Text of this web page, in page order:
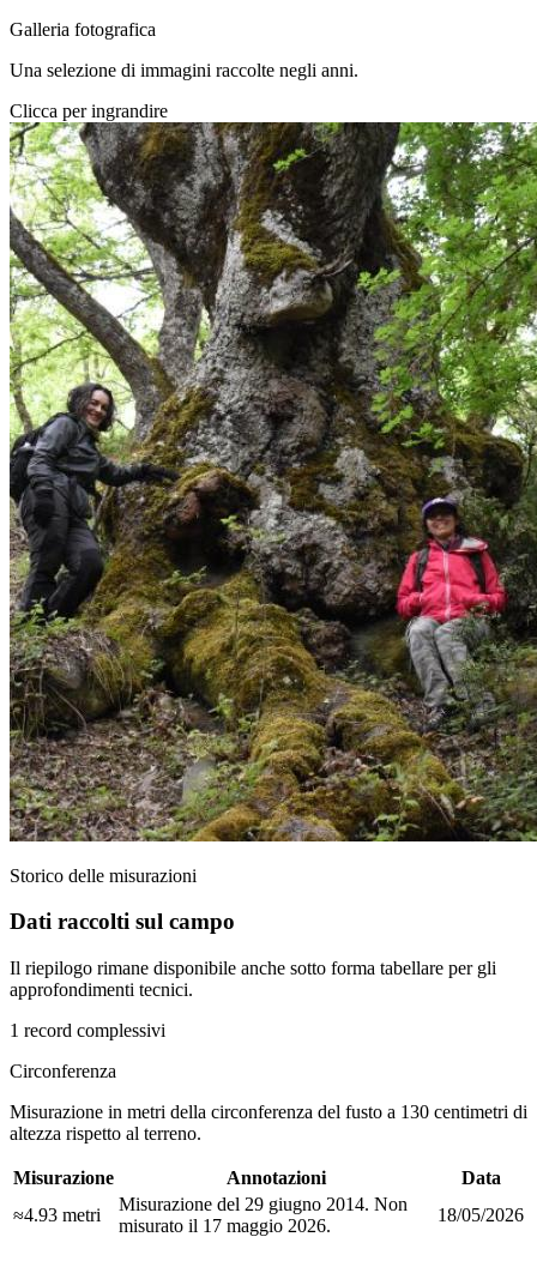
Galleria fotografica
Una selezione di immagini raccolte negli anni.
Clicca per ingrandire
Storico delle misurazioni
Dati raccolti sul campo
Il riepilogo rimane disponibile anche sotto forma tabellare per gli
approfondimenti tecnici.
1 record complessivi
Circonferenza
Misurazione in metri della circonferenza del fusto a 130 centimetri di
altezza rispetto al terreno.
Misurazione Annotazioni
Data
≈4.93 metri
Misurazione del 29 giugno 2014. Non
misurato il 17 maggio 2026.
18/05/2026